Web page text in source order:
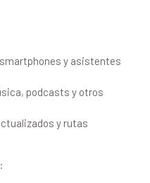
y asistentes
podcasts y otros
y rutas